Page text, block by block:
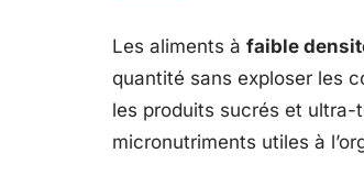
Les aliments à faible
quantité sans exploser les
les produits sucrés et
micronutriments utiles à